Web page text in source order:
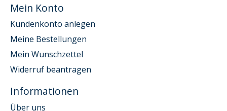
Mein Konto
Kundenkonto anlegen
Meine Bestellungen
Mein Wunschzettel
Widerruf beantragen
Informationen
Über uns